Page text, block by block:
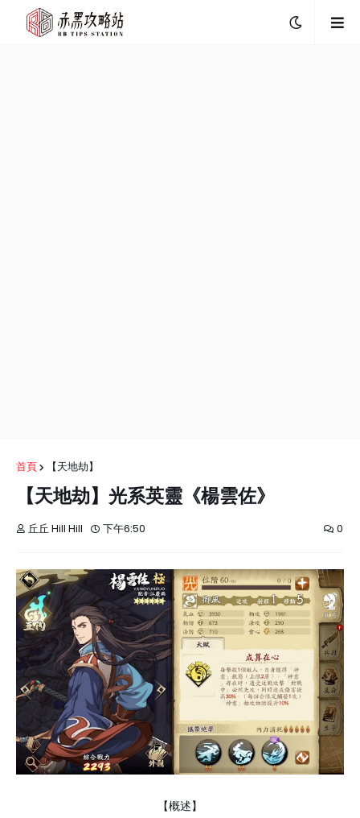
首頁 【天地劫】
【天地劫】光系英靈《楊雲佐》
丘丘 Hill Hill 下午6:50 0
【概述】